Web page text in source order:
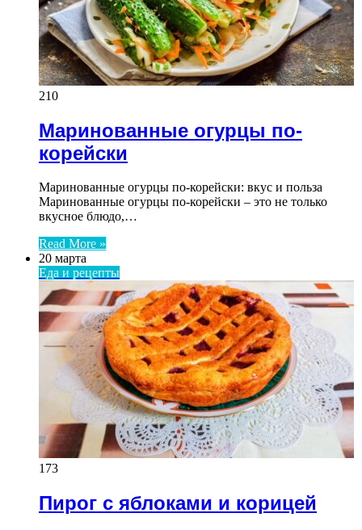
210
Маринованные огурцы по-
корейски
Маринованные огурцы по-корейски: вкус и польза
Маринованные огурцы по-корейски – это не только
вкусное блюдо,…
Read More »
20 марта
Еда и рецепты
173
Пирог с яблоками и корицей